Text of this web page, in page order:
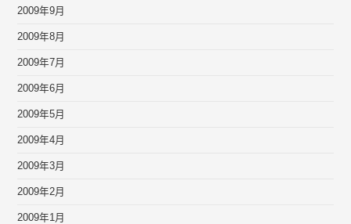
2009年9月
2009年8月
2009年7月
2009年6月
2009年5月
2009年4月
2009年3月
2009年2月
2009年1月